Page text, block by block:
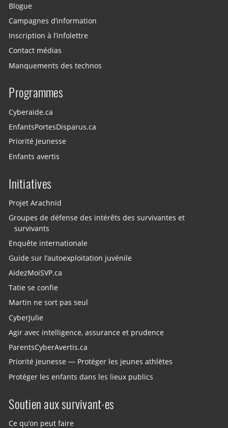
Blogue
Campagnes d’information
Inscription à l’infolettre
Contact médias
Manquements des technos
Programmes
Cyberaide.ca
EnfantsPortesDisparus.ca
Priorité Jeunesse
Enfants avertis
Initiatives
Projet Arachnid
Groupes de défense des intérêts des survivantes et
survivants
Enquête internationale
Guide sur l’autoexploitation juvénile
AidezMoiSVP.ca
Tatie se confie
Martin ne sort pas seul
CyberJulie
Agir avec intelligence, assurance et prudence
ParentsCyberAvertis.ca
Priorité Jeunesse — Protéger les jeunes athlètes
Protéger les enfants dans les lieux publics
Soutien aux survivant·es
Ce qu’on peut faire